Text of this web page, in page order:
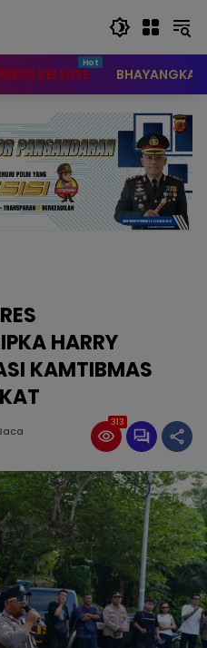
RELEASE BHAYANGKARI
HARRY
KAMTIBMAS
313